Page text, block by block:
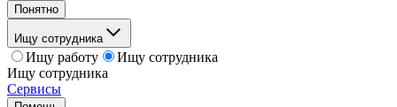
Понятно
Ищу сотрудника
Ищу работу
Ищу сотрудника
Ищу сотрудника
Сервисы